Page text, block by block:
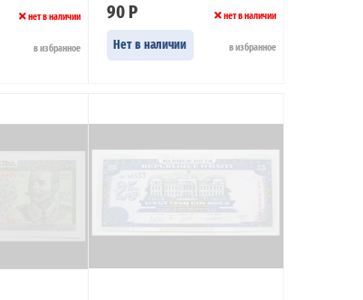
нет в наличии
в избранное
90 Р нет в наличии
Нет в наличии в избранное